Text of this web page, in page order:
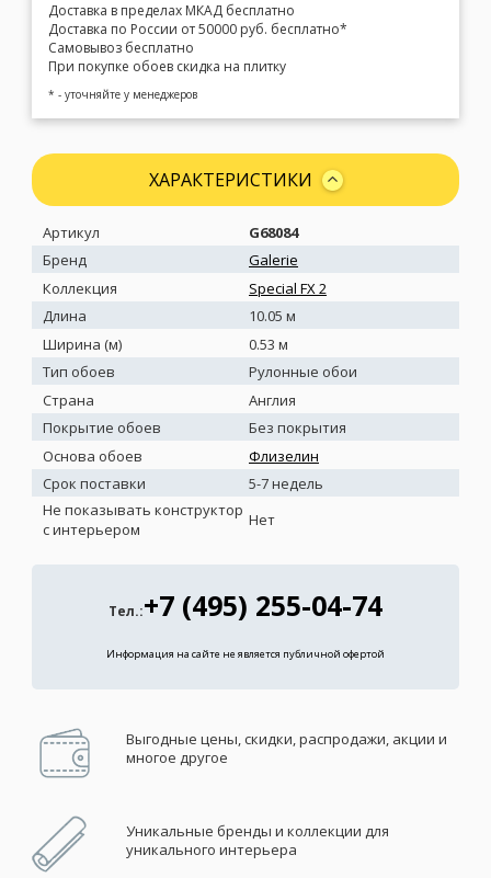
Доставка в пределах МКАД бесплатно
Доставка по России от 50000 руб. бесплатно*
Самовывоз бесплатно
При покупке обоев скидка на плитку
* - уточняйте у менеджеров
ХАРАКТЕРИСТИКИ
Артикул
G68084
Бренд
Galerie
Коллекция
Special FX 2
Длина
10.05 м
Ширина (м)
0.53 м
Тип обоев
Рулонные обои
Страна
Англия
Покрытие обоев
Без покрытия
Основа обоев
Флизелин
Срок поставки
5-7 недель
Не показывать конструктор
с интерьером
Нет
Тел.:+7 (495) 255-04-74
Информация на сайте не является публичной офертой
Выгодные цены, скидки, распродажи, акции и
многое другое
Уникальные бренды и коллекции для
уникального интерьера